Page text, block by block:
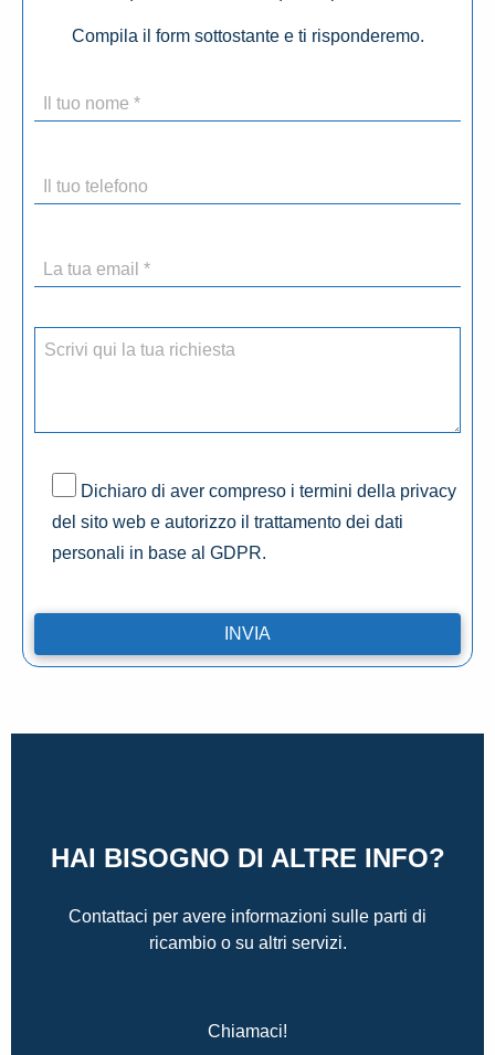
Compila il form sottostante e ti risponderemo.
Dichiaro di aver compreso i termini della privacy
del sito web e autorizzo il trattamento dei dati
personali in base al GDPR.
HAI BISOGNO DI ALTRE INFO?
Contattaci per avere informazioni sulle parti di
ricambio o su altri servizi.
Chiamaci!